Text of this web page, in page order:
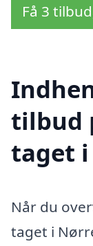
Få 3
tilbud
taget i
Når du
taget i